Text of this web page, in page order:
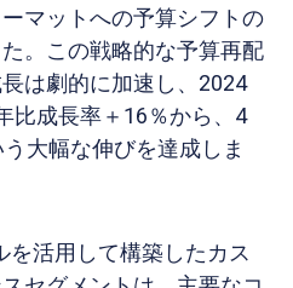
マットへの予算シフトの
。この戦略的な予算再配
は劇的に加速し、2024
比成長率＋16％から、4
大幅な伸びを達成しま
を活用して構築したカス